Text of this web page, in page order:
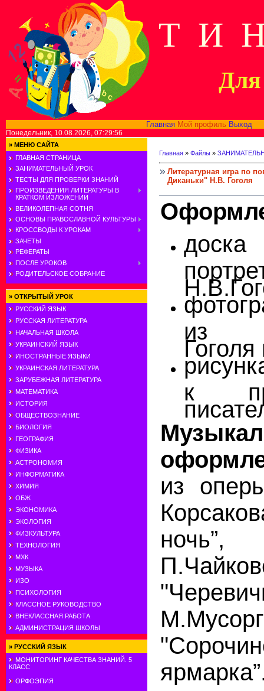
Т И
Для
Главная Мой профиль Выход
Понедельник, 10.08.2026, 07:29:56
» МЕНЮ САЙТА
ГЛАВНАЯ СТРАНИЦА
ЗАНИМАТЕЛЬНЫЙ УРОК
ТЕСТЫ ДЛЯ ПРОВЕРКИ ЗНАНИЙ
ПРОИЗВЕДЕНИЯ ЛИТЕРАТУРЫ В
КРАТКОМ ИЗЛОЖЕНИИ
ВЕЛИКОЛЕПНАЯ СОТНЯ
ОСНОВЫ ПРАВОСЛАВНОЙ КУЛЬТУРЫ
КРОССВОДЫ К УРОКАМ
ЗАЧЕТЫ
РЕФЕРАТЫ
ПОСЛЕ УРОКОВ
РОДИТЕЛЬСКОЕ СОБРАНИЕ
» ОТКРЫТЫЙ УРОК
РУССКИЙ ЯЗЫК
РУССКАЯ ЛИТЕРАТУРА
НАЧАЛЬНАЯ ШКОЛА
УКРАИНСКИЙ ЯЗЫК
ИНОСТРАННЫЕ ЯЗЫКИ
УКРАИНСКАЯ ЛИТЕРАТУРА
ЗАРУБЕЖНАЯ ЛИТЕРАТУРА
МАТЕМАТИКА
ИСТОРИЯ
ОБЩЕСТВОЗНАНИЕ
БИОЛОГИЯ
ГЕОГРАФИЯ
ФИЗИКА
АСТРОНОМИЯ
ИНФОРМАТИКА
ХИМИЯ
ОБЖ
ЭКОНОМИКА
ЭКОЛОГИЯ
ФИЗКУЛЬТУРА
ТЕХНОЛОГИЯ
МХК
МУЗЫКА
ИЗО
ПСИХОЛОГИЯ
КЛАССНОЕ РУКОВОДСТВО
ВНЕКЛАССНАЯ РАБОТА
АДМИНИСТРАЦИЯ ШКОЛЫ
» РУССКИЙ ЯЗЫК
МОНИТОРИНГ КАЧЕСТВА ЗНАНИЙ. 5
КЛАСС
ОРФОЭПИЯ
Главная » Файлы »
Литературная игра по
Диканьки" Н.В. Гоголя
из
Гоголя
к
из